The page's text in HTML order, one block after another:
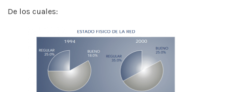
De los cuales: